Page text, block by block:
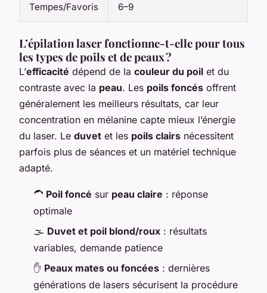
Tempes/Favoris 6–9
L’épilation laser fonctionne-t-elle pour tous
les types de poils et de peaux ?
L’efficacité dépend de la couleur du poil et du
contraste avec la peau. Les poils foncés offrent
généralement les meilleurs résultats, car leur
concentration en mélanine capte mieux l’énergie
du laser. Le duvet et les poils clairs nécessitent
parfois plus de séances et un matériel technique
adapté.
🦱 Poil foncé sur peau claire : réponse
optimale
🌫️ Duvet et poil blond/roux : résultats
variables, demande patience
✋ Peaux mates ou foncées : dernières
générations de lasers sécurisent la procédure